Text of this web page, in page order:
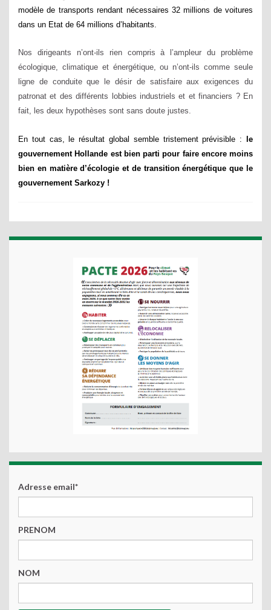
modèle de transports rendant nécessaires 32 millions de voitures
dans un Etat de 64 millions d’habitants.
Nos dirigeants n’ont-ils rien compris à l’ampleur du problème
écologique, climatique et énergétique, ou n’ont-ils comme seule
ligne de conduite que le désir de satisfaire aux exigences du
patronat et des différents lobbies industriels et et financiers ? En
fait, les deux hypothèses sont sans doute justes.
En tout cas, le résultat global semble tristement prévisible :
le
gouvernement Hollande est bien parti pour faire encore moins
bien en matière d’écologie et de transition énergétique que le
gouvernement Sarkozy !
Adresse email*
PRENOM
NOM